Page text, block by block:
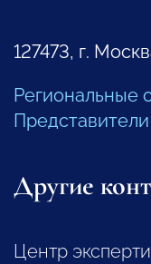
127473, г.
Региональные
Другие
Центр